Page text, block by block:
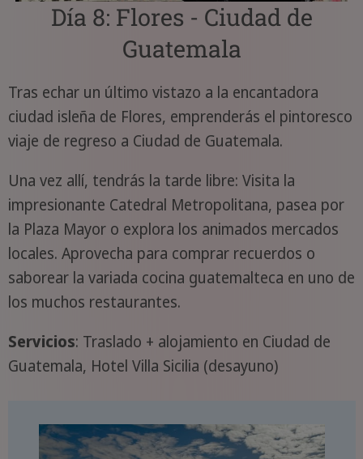
Día 8: Flores - Ciudad de
Guatemala
Tras echar un último vistazo a la encantadora
ciudad isleña de Flores, emprenderás el pintoresco
viaje de regreso a Ciudad de Guatemala.
Una vez allí, tendrás la tarde libre: Visita la
impresionante Catedral Metropolitana, pasea por
la Plaza Mayor o explora los animados mercados
locales. Aprovecha para comprar recuerdos o
saborear la variada cocina guatemalteca en uno de
los muchos restaurantes.
Servicios: Traslado + alojamiento en Ciudad de
Guatemala, Hotel Villa Sicilia (desayuno)